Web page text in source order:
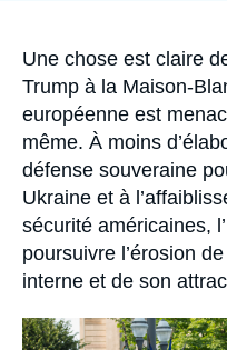
Accroche
Une chose est claire
Trump à la Maison-
européenne est
même. À moins
défense souveraine
Ukraine et à
sécurité américaines,
poursuivre l’érosion
interne et de son
Image
principale